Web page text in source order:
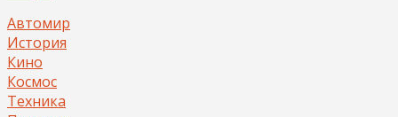
Автомир
История
Кино
Космос
Техника